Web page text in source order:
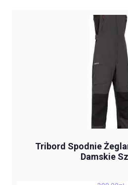
Tribord Spodnie
Damskie